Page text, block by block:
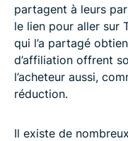
partagent à leurs
le lien pour aller sur
qui l’a partagé
d’affiliation offrent
l’acheteur aussi,
réduction.
Il existe de